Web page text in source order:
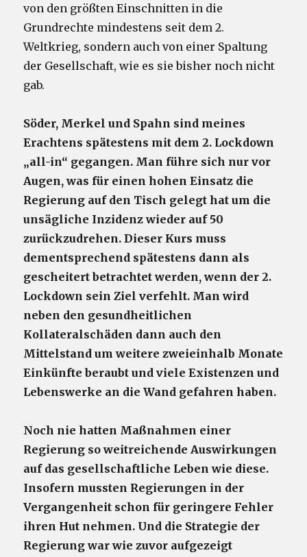
von den größten Einschnitten in die
Grundrechte mindestens seit dem 2.
Weltkrieg, sondern auch von einer Spaltung
der Gesellschaft, wie es sie bisher noch nicht
gab.
Söder, Merkel und Spahn sind meines
Erachtens spätestens mit dem 2. Lockdown
„all-in“ gegangen. Man führe sich nur vor
Augen, was für einen hohen Einsatz die
Regierung auf den Tisch gelegt hat um die
unsägliche Inzidenz wieder auf 50
zurückzudrehen.Dieser Kurs muss
dementsprechend spätestens dann als
gescheitert betrachtet werden, wenn der 2.
Lockdown sein Ziel verfehlt. Man wird
neben den gesundheitlichen
Kollateralschäden dann auch den
Mittelstand um weitere zweieinhalb Monate
Einkünfte beraubt und viele Existenzen und
Lebenswerke an die Wand gefahren haben.
Noch nie hatten Maßnahmen einer
Regierung so weitreichende Auswirkungen
auf das gesellschaftliche Leben wie diese.
Insofern mussten Regierungen in der
Vergangenheit schon für geringere Fehler
ihren Hut nehmen. Und die Strategie der
Regierung war wie zuvor aufgezeigt